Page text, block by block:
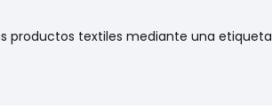
productos textiles mediante una etiqueta